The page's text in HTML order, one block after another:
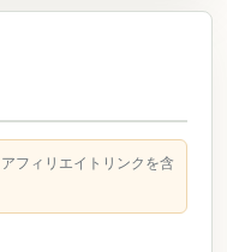
フィリエイトリンクを含